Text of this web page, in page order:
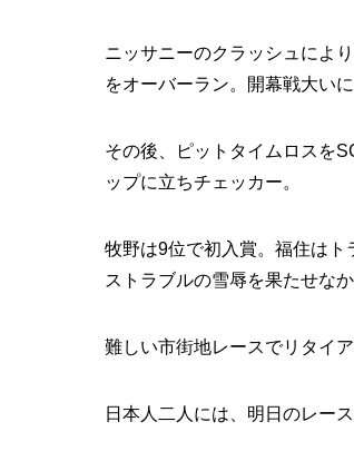
ニッサニーのクラッシュによ
をオーバーラン。開幕戦大い
その後、ピットタイムロスを
ップに立ちチェッカー。
牧野は9位で初入賞。福住は
ストラブルの雪辱を果たせなか
難しい市街地レースでリタイ
日本人二人には、明日のレー